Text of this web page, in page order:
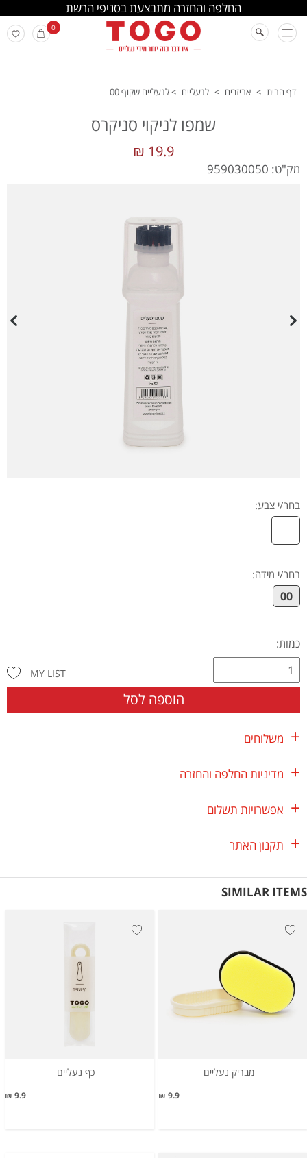
החלפה והחזרה מתבצעת בסניפי הרשת
0
דף הבית > אביזרים > לנעליים >לנעליים שקוף 00
שמפו לניקוי סניקרס
19.9 ₪
מק"ט: 959030050
בחר/י צבע:
בחר/י מידה:
00
כמות:
הוספה לסל
MY LIST
משלוחים
מדיניות החלפה והחזרה
אפשרויות תשלום
תקנון האתר
SIMILAR ITEMS
מבריק נעליים
9.9 ₪
כף נעליים
9.9 ₪